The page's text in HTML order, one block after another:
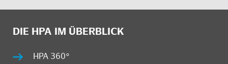
DIE HPA IM ÜBERBLICK
HPA 360°